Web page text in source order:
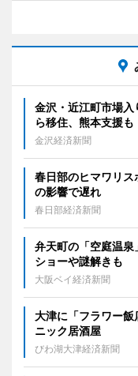
金沢・近江町市場
ら移住、熊本支援も
金沢経済新聞
春日部のヒマワリ
の影響で遅れ
春日部経済新聞
弁天町の「空庭温
ショーや謎解きも
大阪ベイ経済新聞
大津に「フラワー
ニック居酒屋
びわ湖大津経済新聞